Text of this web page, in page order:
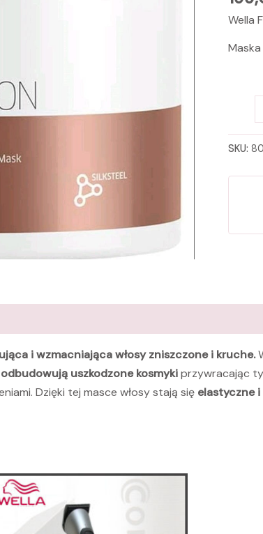
Wella
SKU:
i wzmacniająca włosy zniszczone i kruche.
uszkodzone kosmykiprzywracając
Dzięki tej masce włosy stają się elastyczne i